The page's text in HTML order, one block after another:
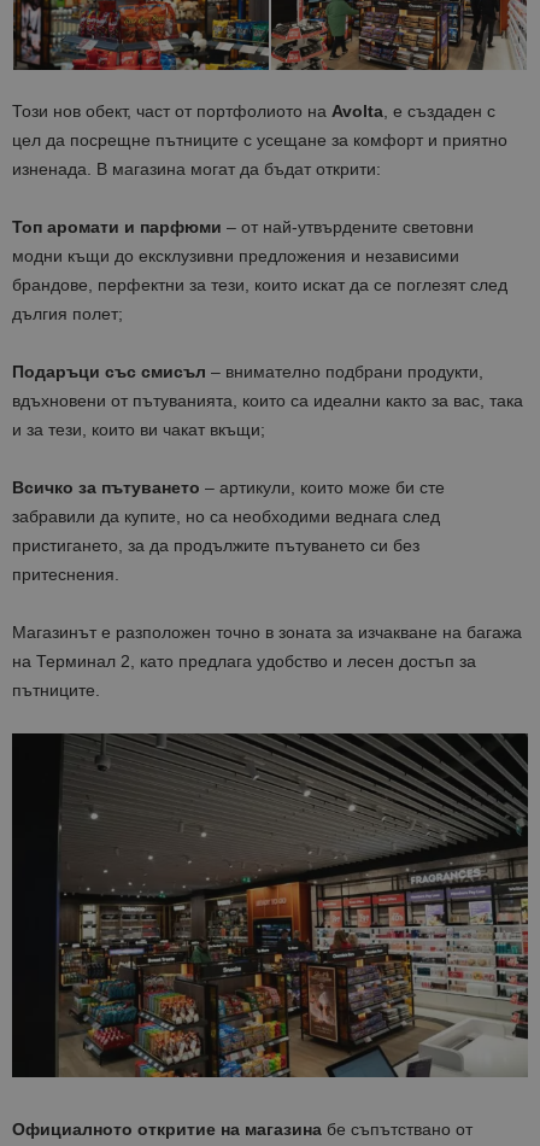
Този нов обект, част от портфолиото на Avolta , е създаден с
цел да посрещне пътниците с усещане за комфорт и приятно
изненада. В магазина могат да бъдат открити:
Топ аромати и парфюми – от най-утвърдените световни
модни къщи до ексклузивни предложения и независими
брандове, перфектни за тези, които искат да се поглезят след
дългия полет;
Подаръци със смисъл – внимателно подбрани продукти,
вдъхновени от пътуванията, които са идеални както за вас, така
и за тези, които ви чакат вкъщи;
Всичко за пътуването – артикули, които може би сте
забравили да купите, но са необходими веднага след
пристигането, за да продължите пътуването си без
притеснения.
Магазинът е разположен точно в зоната за изчакване на багажа
на Терминал 2, като предлага удобство и лесен достъп за
пътниците.
Официалното откритие на магазина бе съпътствано от